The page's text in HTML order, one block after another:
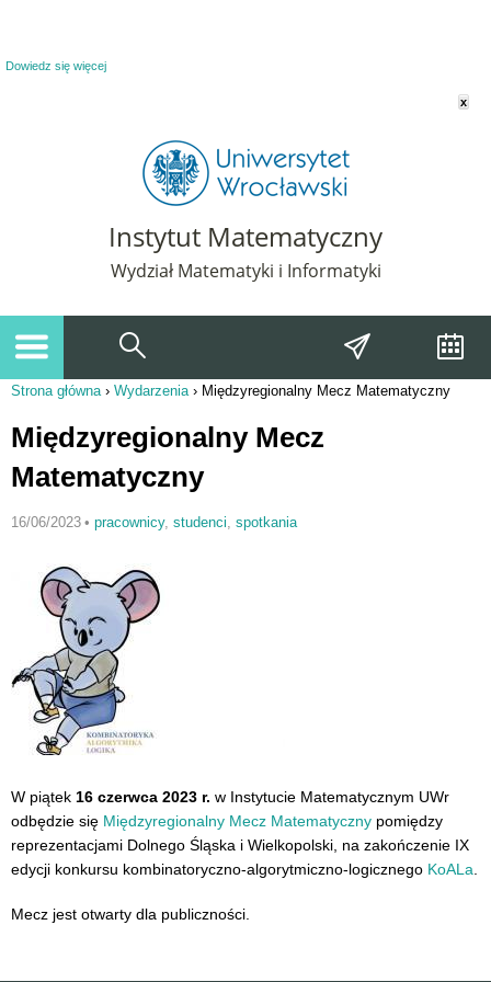
Dowiedz się więcej
x
Instytut Matematyczny
Wydział Matematyki i Informatyki
Strona główna› Wydarzenia› Międzyregionalny Mecz Matematyczny
Międzyregionalny Mecz
Matematyczny
16/06/2023 • pracownicy, studenci, spotkania
W piątek 16 czerwca 2023 r. w Instytucie Matematycznym UWr
odbędzie się Międzyregionalny Mecz Matematyczny pomiędzy
reprezentacjami Dolnego Śląska i Wielkopolski, na zakończenie IX
edycji konkursu kombinatoryczno-algorytmiczno-logicznego KoALa
Mecz jest otwarty dla publiczności.